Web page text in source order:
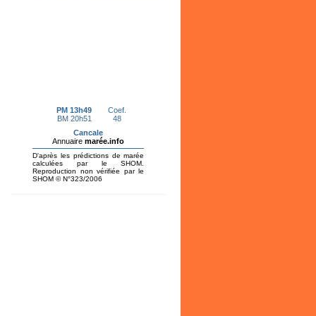
coeur de bourg à Hirel. Dossier de
candidature en ligne.
En savoir plus...
Recensement citoyen